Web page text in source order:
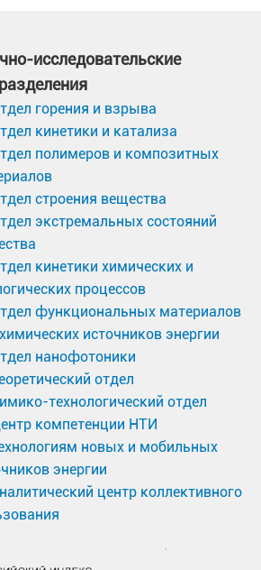
исследовательские
горения и взрыва
кинетики и катализа
полимеров и композитных
строения вещества
экстремальных состояний
кинетики химических и
процессов
функциональных материалов
источников энергии
нанофотоники
отдел
технологический отдел
компетенции НТИ
новых и мобильных
энергии
центр коллективного